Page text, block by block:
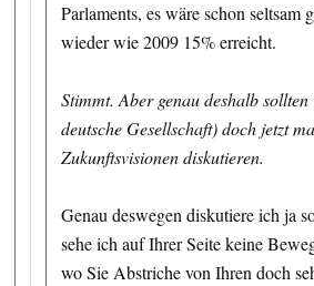
Parlaments, es wäre schon seltsam
wieder wie 2009 15% erreicht.
Stimmt. Aber genau deshalb
deutsche Gesellschaft) doch jetzt
Zukunftsvisionen diskutieren.
Genau deswegen diskutiere ich ja
sehe ich auf Ihrer Seite keine
wo Sie Abstriche von Ihren doch